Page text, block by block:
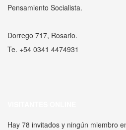
Pensamiento Socialista.
Dorrego 717, Rosario.
Te. +54 0341 4474931
Hay 78 invitados y ningún miembro